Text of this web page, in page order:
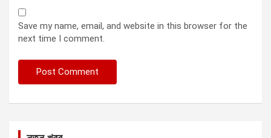
Save my name, email, and website in this browser for the
next time I comment.